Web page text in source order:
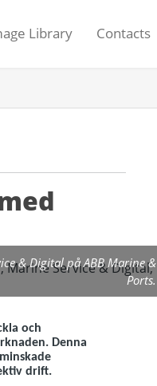
Library Contacts
& Digital på ABB Marine &
Ports.
och
Denna
drift.